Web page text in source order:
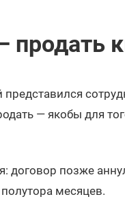
— якобы для
договор позже
месяцев.